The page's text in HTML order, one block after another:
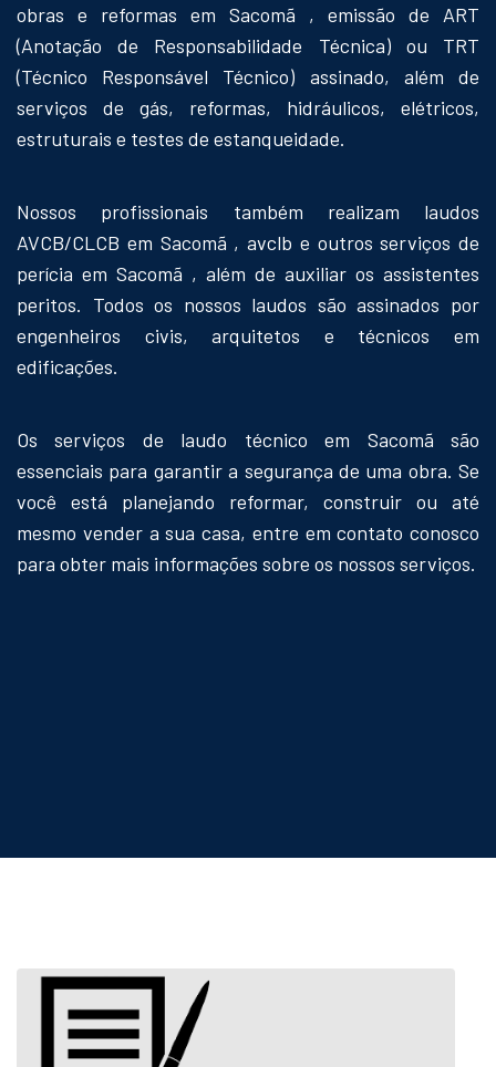
obras e reformas em Sacomã , emissão de ART
(Anotação de Responsabilidade Técnica) ou TRT
(Técnico Responsável Técnico) assinado, além de
serviços de gás, reformas, hidráulicos, elétricos,
estruturais e testes de estanqueidade.
Nossos profissionais também realizam laudos
AVCB/CLCB em Sacomã , avclb e outros serviços de
perícia em Sacomã , além de auxiliar os assistentes
peritos. Todos os nossos laudos são assinados por
engenheiros civis, arquitetos e técnicos em
edificações.
Os serviços de laudo técnico em Sacomã são
essenciais para garantir a segurança de uma obra. Se
você está planejando reformar, construir ou até
mesmo vender a sua casa, entre em contato conosco
para obter mais informações sobre os nossos serviços.